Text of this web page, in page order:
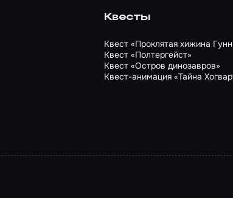
Квесты
Квест «Проклятая хижина
Квест «Полтергейст»
Квест «Остров динозавров»
Квест-анимация «Тайна